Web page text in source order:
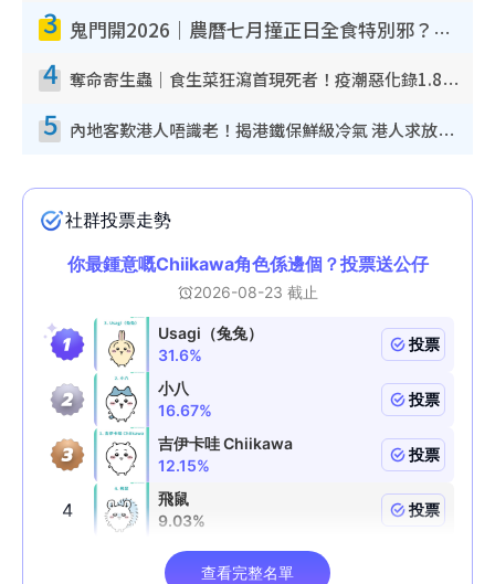
3 鬼門開2026｜農曆七月撞正日全食特別邪？專家警告切忌做一事！揭4大禁忌+2招保平安
4 奪命寄生蟲｜食生菜狂瀉首現死者！疫潮惡化錄1.8萬宗病例 揭洗菜3大謬誤
5 內地客歎港人唔識老！揭港鐵保鮮級冷氣 港人求放過：咪投訴